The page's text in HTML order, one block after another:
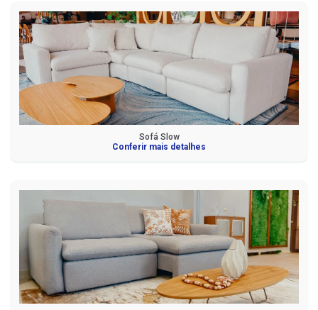
Sofá Slow
Conferir mais detalhes